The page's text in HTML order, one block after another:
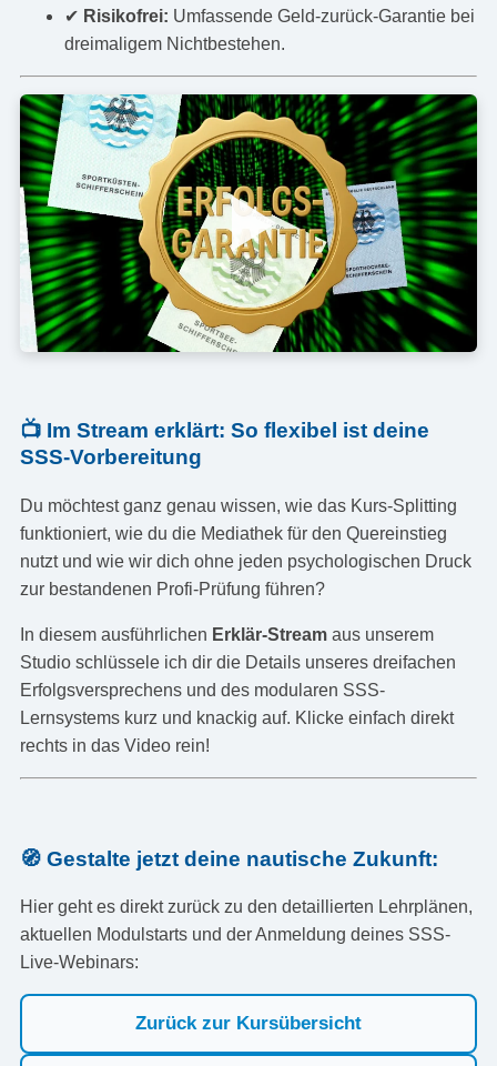
✔ Risikofrei: Umfassende Geld-zurück-Garantie bei
dreimaligem Nichtbestehen.
📺 Im Stream erklärt: So flexibel ist deine
SSS-Vorbereitung
Du möchtest ganz genau wissen, wie das Kurs-Splitting
funktioniert, wie du die Mediathek für den Quereinstieg
nutzt und wie wir dich ohne jeden psychologischen Druck
zur bestandenen Profi-Prüfung führen?
In diesem ausführlichen Erklär-Streamaus unserem
Studio schlüssele ich dir die Details unseres dreifachen
Erfolgsversprechens und des modularen SSS-
Lernsystems kurz und knackig auf. Klicke einfach direkt
rechts in das Video rein!
🧭 Gestalte jetzt deine nautische Zukunft:
Hier geht es direkt zurück zu den detaillierten Lehrplänen,
aktuellen Modulstarts und der Anmeldung deines SSS-
Live-Webinars:
Zurück zur Kursübersicht